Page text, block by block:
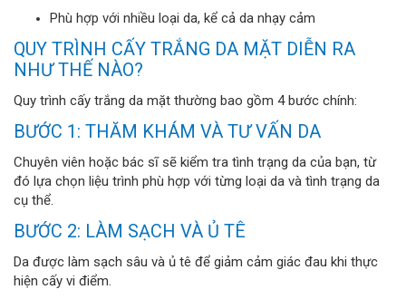
Phù hợp với nhiều loại da, kể cả da nhạy cảm
QUY TRÌNH CẤY TRẮNG DA MẶT DIỄN RA
NHƯ THẾ NÀO?
Quy trình cấy trắng da mặt thường bao gồm 4 bước chính:
BƯỚC 1: THĂM KHÁM VÀ TƯ VẤN DA
Chuyên viên hoặc bác sĩ sẽ kiểm tra tình trạng da của bạn, từ
đó lựa chọn liệu trình phù hợp với từng loại da và tình trạng da
cụ thể.
BƯỚC 2: LÀM SẠCH VÀ Ủ TÊ
Da được làm sạch sâu và ủ tê để giảm cảm giác đau khi thực
hiện cấy vi điểm.